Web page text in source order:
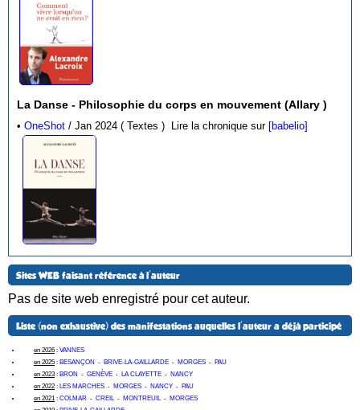
La Danse - Philosophie du corps en mouvement (Allary )
•OneShot / Jan 2024 ( Textes ) Lire la chronique sur [babelio]
Sites WEB faisant référence à l'auteur
Pas de site web enregistré pour cet auteur.
Liste (non exhaustive) des manifestations auquelles l'auteur a déjà participé
en 2026 : VANNES
en 2025 : BESANÇON - BRIVE-LA-GAILLARDE - MORGES - PAU
en 2023 : BRON - GENÈVE - LA CLAYETTE - NANCY
en 2022 : LES MARCHES - MORGES - NANCY - PAU
en 2021 : COLMAR - CREIL - MONTREUIL - MORGES